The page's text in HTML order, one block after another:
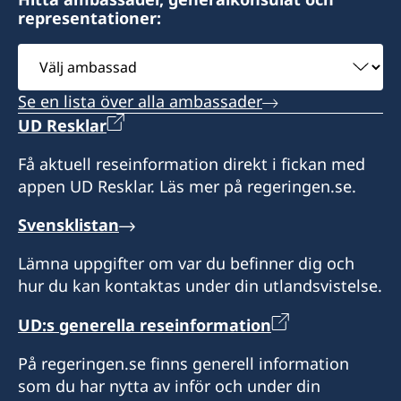
Telefontider:
Måndag 9.00-14.00
Tisdag - fredag 9.00-12.00
Öppettider:
Enligt överenskommelse.
Extra helgdagar i Monaco då konsulatet är
stängt:
27/1, 25/5, 4/6, 2/11, 19/11, 8/12 2026
Sommarstängt : 5/08-31/08 2026
Konsulatet i Monaco kan utlämna pass, ID-kort
och körkort som sökts vid en ambassad eller
polismyndighet i Sverige.
Honorärkonsul
Sophie Krafft
representationer:
Välj
ambassad
Se en lista över alla ambassader
UD Resklar
Få aktuell reseinformation direkt i fickan med
appen UD Resklar. Läs mer på regeringen.se.
Svensklistan
Lämna uppgifter om var du befinner dig och
hur du kan kontaktas under din utlandsvistelse.
UD:s generella reseinformation
På regeringen.se finns generell information
som du har nytta av inför och under din